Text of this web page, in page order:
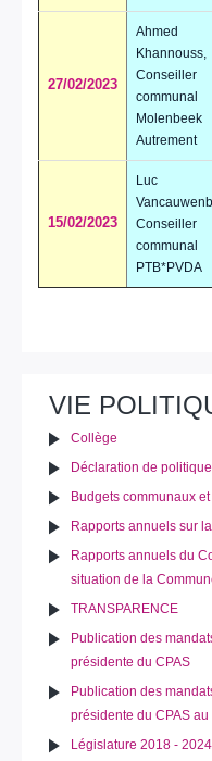
27/02/2023
Khannouss,
Conseiller
communal
Molenbeek
Autrement
15/02/2023
Luc
Conseiller
communal
PTB*PVDA
VIE
Collège
Déclaration de
Budgets communaux
Rapports annuels sur
Rapports annuels du
situation de la
TRANSPARENCE
Publication des
présidente du CPAS
Publication des
présidente du CPAS
Législature 2018 - 2024